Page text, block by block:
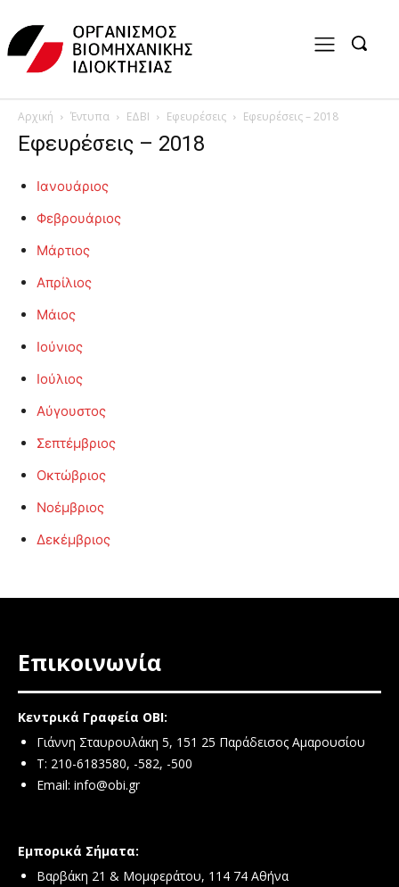
Αρχική Έντυπα ΕΔΒΙ Εφευρέσεις Εφευρέσεις – 2018
Εφευρέσεις – 2018
Ιανουάριος
Φεβρουάριος
Μάρτιος
Απρίλιος
Μάιος
Ιούνιος
Ιούλιος
Αύγουστος
Σεπτέμβριος
Οκτώβριος
Νοέμβριος
Δεκέμβριος
Επικοινωνία
Κεντρικά Γραφεία ΟΒΙ:
Γιάννη Σταυρουλάκη 5, 151 25 Παράδεισος Αμαρουσίου
Τ: 210-6183580, -582, -500
Email: info@obi.gr
Εμπορικά Σήματα:
Βαρβάκη 21 & Μομφεράτου, 114 74 Αθήνα